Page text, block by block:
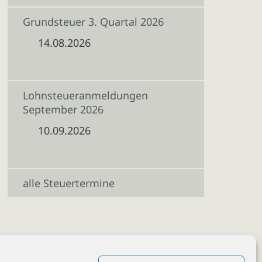
Grundsteuer 3. Quartal 2026
14.08.2026
Lohnsteueranmeldungen
September 2026
10.09.2026
alle Steuertermine